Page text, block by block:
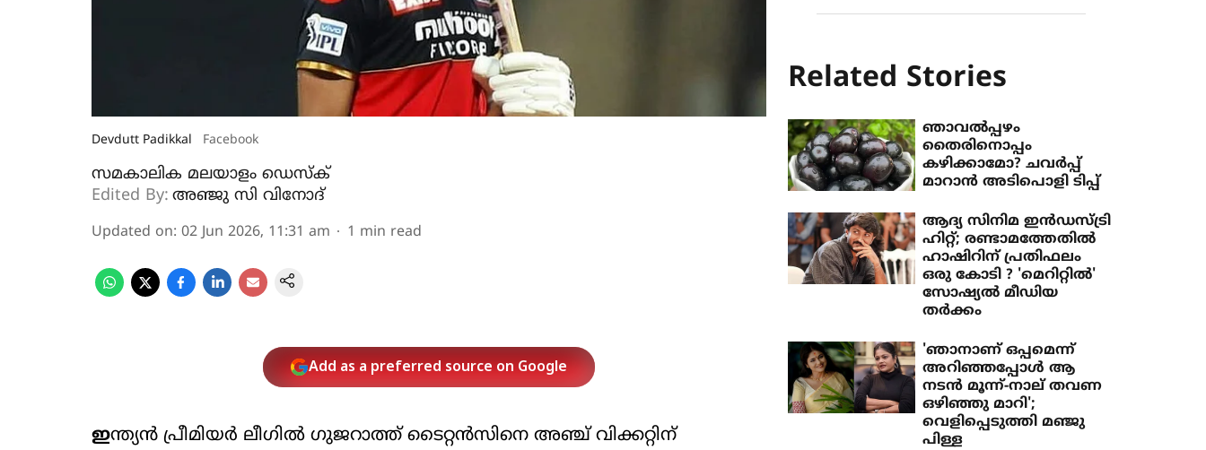
Devdutt Padikkal Facebook
സമകാലിക മലയാളം ഡെസ്ക്
Edited By: അഞ്ജു സി വിനോദ്‌
Updated on: 02 Jun 2026, 11:31 am 1 min read
Add as a preferred source on Google
ഇന്ത്യൻ പ്രീമിയർ ലീ​ഗിൽ ​ഗുജറാത്ത് ടൈറ്റൻസിനെ അഞ്ച് വിക്കറ്റിന്
Related Stories
ഞാവൽപ്പഴം
തൈരിനൊപ്പം
കഴിക്കാമോ? ചവർപ്പ്
മാറാൻ അടിപൊളി ടിപ്പ്
ആദ്യ സിനിമ ഇന്‍ഡസ്ട്രി
ഹിറ്റ്; രണ്ടാമത്തേതില്‍
ഹാഷിറിന് പ്രതിഫലം
ഒരു കോടി ? 'മെറിറ്റില്‍'
സോഷ്യല്‍ മീഡിയ
തര്‍ക്കം
'ഞാനാണ് ഒപ്പമെന്ന്
അറിഞ്ഞപ്പോള്‍ ആ
നടന്‍ മൂന്ന്-നാല് തവണ
ഒഴിഞ്ഞു മാറി';
വെളിപ്പെടുത്തി മഞ്ജു
പിള്ള